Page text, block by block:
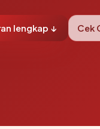
lengkap ↓ Cek